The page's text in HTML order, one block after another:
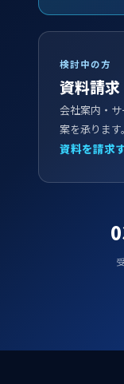
検討中の方
資料請
会社案内・
案を承ります。
資料を請求